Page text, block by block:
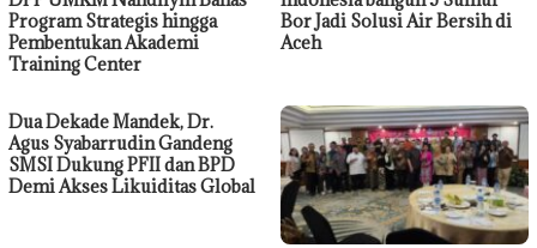
Program Strategis hingga
Pembentukan Akademi
Training Center
Bor Jadi Solusi Air Bersih di
Aceh
Dua Dekade Mandek, Dr.
Agus Syabarrudin Gandeng
SMSI Dukung PFII dan BPD
Demi Akses Likuiditas Global